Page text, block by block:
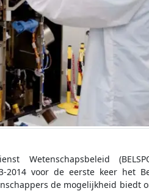
Wetenschapsbeleid
2014 voor de eerste keer het
de mogelijkheid biedt